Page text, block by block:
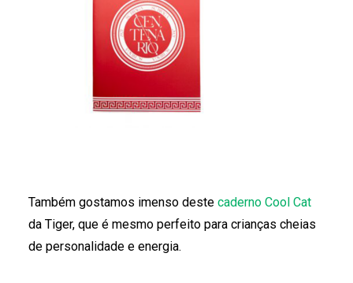
Também gostamos imenso deste caderno Cool Cat
da Tiger, que é mesmo perfeito para crianças cheias
de personalidade e energia.